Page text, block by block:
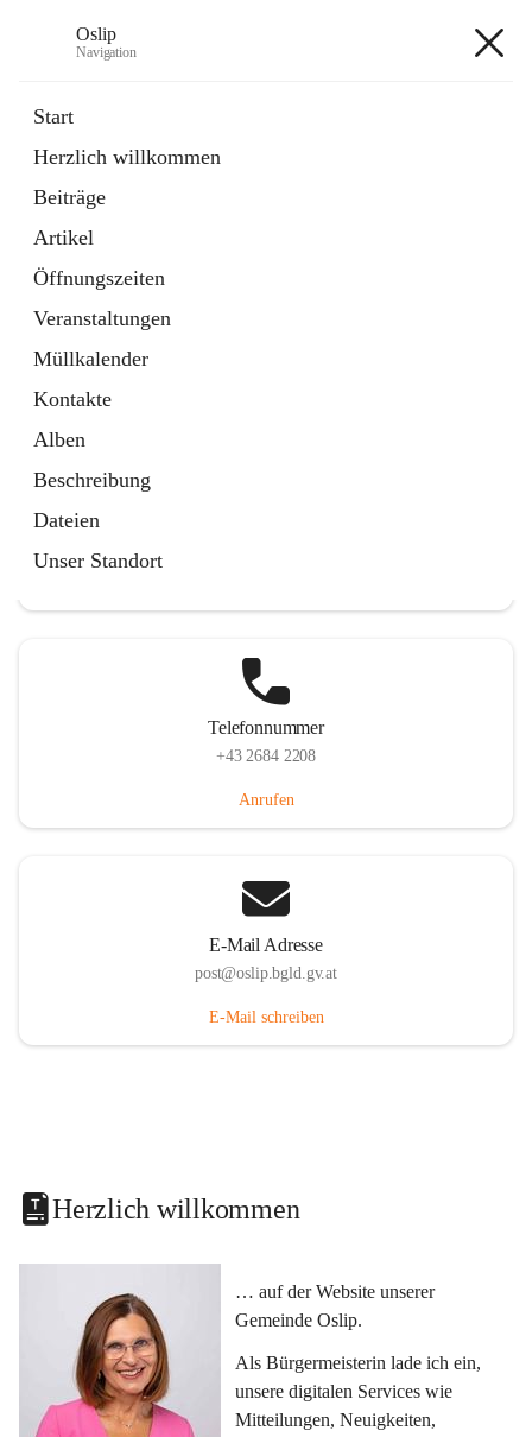
Oslip
Navigation
Start
Herzlich willkommen
Beiträge
Artikel
Öffnungszeiten
Veranstaltungen
Müllkalender
Kontakte
Alben
Beschreibung
Dateien
Unser Standort
Externe Webseite
in
Tab
Bundeskanzleramt Österreich
Externe Webseite
öffnet
in
neuem
Tab
Telefonnummer
+43 2684 2208
Anrufen
E-Mail Adresse
post@oslip.bgld.gv.at
E-Mail schreiben
Herzlich willkommen
… auf der Website unserer
Gemeinde Oslip.
Als Bürgermeisterin lade ich ein,
unsere digitalen Services wie
Mitteilungen, Neuigkeiten,